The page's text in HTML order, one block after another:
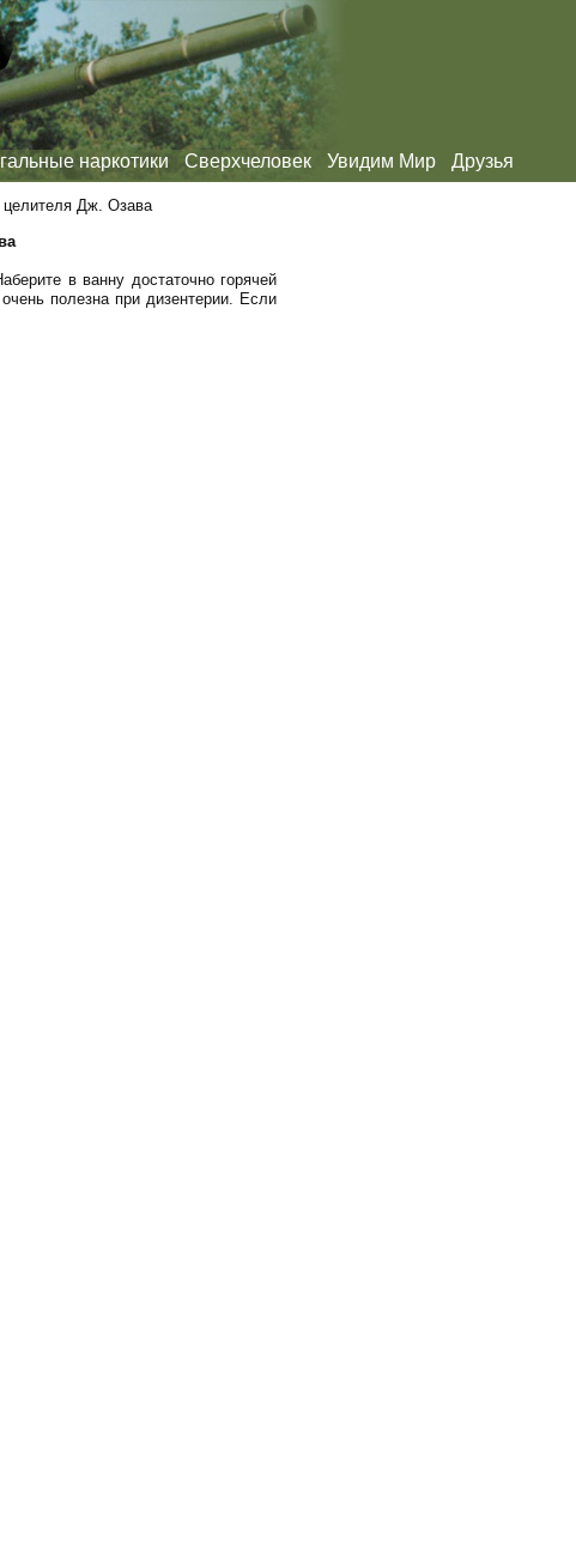
наркотики Сверхчеловек Увидим Мир Друзья
целителя Дж. Озава
в ванну достаточно горячей
полезна при дизентерии. Если